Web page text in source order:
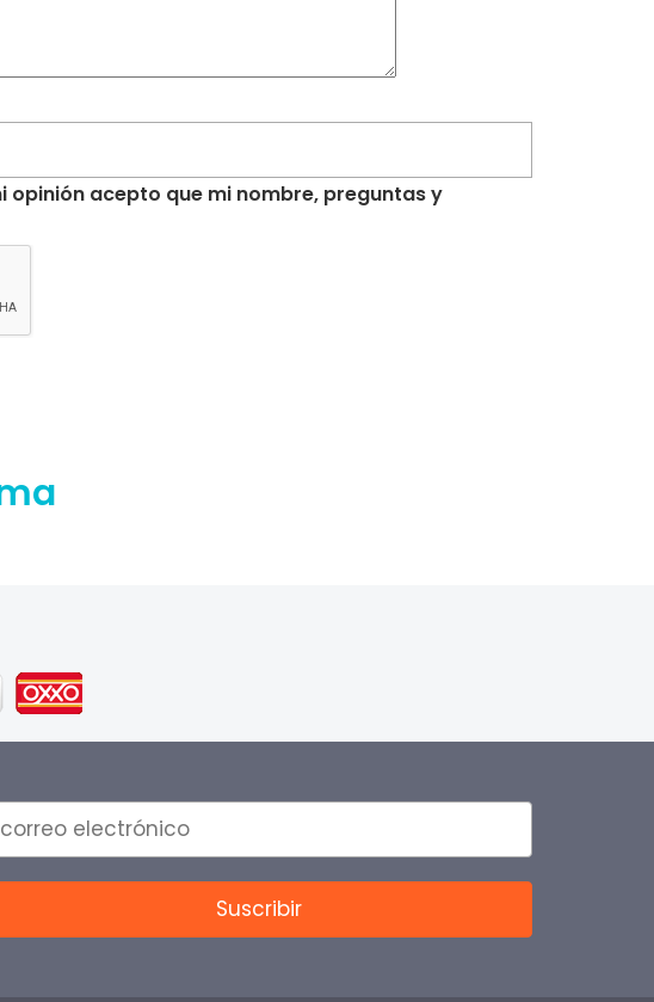
opinión acepto que mi nombre, preguntas y